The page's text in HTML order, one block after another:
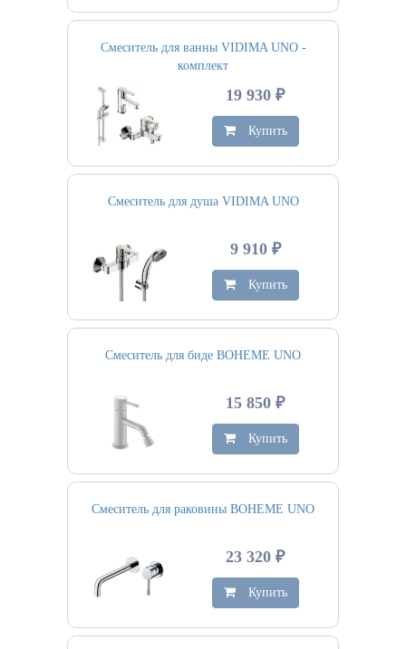
Смеситель для ванны VIDIMA UNO -
комплект
19 930 ₽
Купить
Смеситель для душа VIDIMA UNO
9 910 ₽
Купить
Смеситель для биде BOHEME UNO
15 850 ₽
Купить
Смеситель для раковины BOHEME UNO
23 320 ₽
Купить